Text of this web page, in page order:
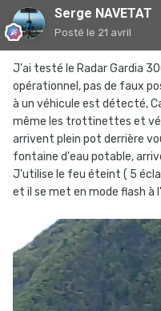
Serge NAVETAT
Posté le 21 avril
J'ai testé le Radar Gardia
opérationnel, pas de faux
à un véhicule est détecté,
même les trottinettes et
arrivent plein pot derrière
fontaine d'eau potable,
J'utilise le feu éteint ( 5
et il se met en mode flash à